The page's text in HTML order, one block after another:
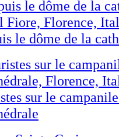
le dôme de la
sur le